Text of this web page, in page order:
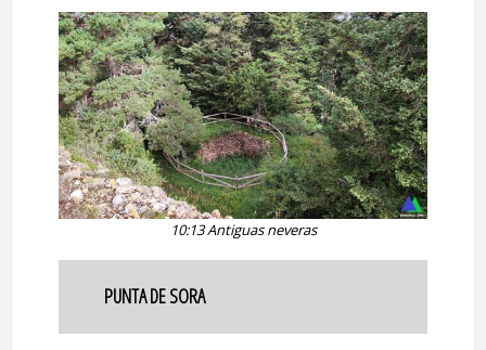
10:13 Antiguas neveras
PUNTA DE SORA